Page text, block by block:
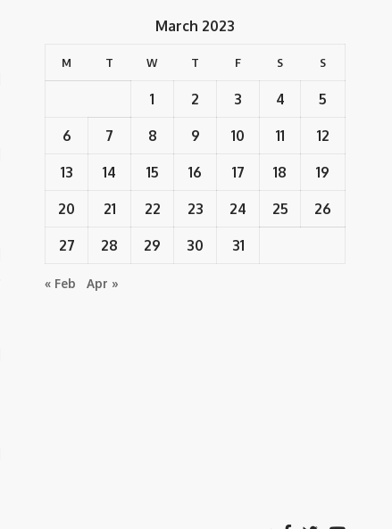
March 2023
M T W T F S S
1 2 3 4 5
6 7 8 9 10 11 12
13 14 15 16 17 18 19
20 21 22 23 24 25 26
27 28 29 30 31
« Feb Apr »